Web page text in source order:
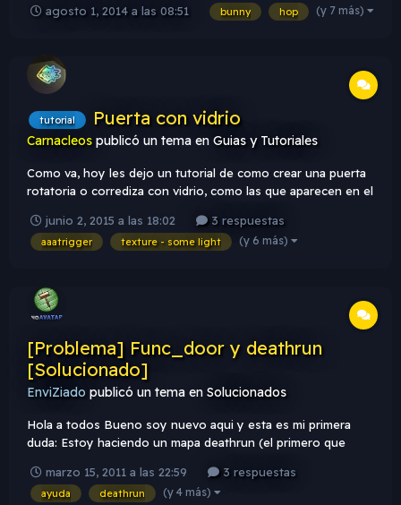
normal. Creamos el solido, lo seleccionamos y apretamos
agosto 1, 2014 a las 08:51 bunny hop (y 7 más)
tutorial Puerta con vidrio
Carnacleos publicó un tema en Guias y Tutoriales
Como va, hoy les dejo un tutorial de como crear una puerta
rotatoria o corrediza con vidrio, como las que aparecen en el
puerta con el espacio para el vidrio. Luego agregan un
solido con la textura origin co...
junio 2, 2015 a las 18:02 3 respuestas
aaatrigger texture - some light (y 6 más)
[Problema] Func_door y deathrun
[Solucionado]
EnviZiado publicó un tema en Solucionados
Hola a todos Bueno soy nuevo aqui y esta es mi primera
duda: Estoy haciendo un mapa deathrun (el primero que
bien, se mueve a donde yo quiero y todo, pero no regresa a
su lugar inicial :S , se queda ahi, y el terro tiene que presio...
marzo 15, 2011 a las 22:59 3 respuestas
ayuda deathrun (y 4 más)